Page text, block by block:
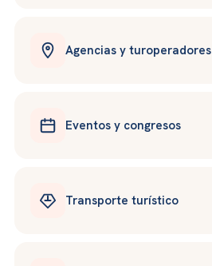
Agencias y turoperadores
Eventos y congresos
Transporte turístico